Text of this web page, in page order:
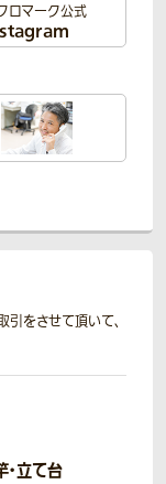
ロマーク公式
引をさせて頂いて、
・立て台